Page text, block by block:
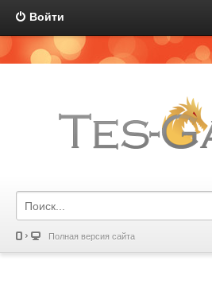
Войти
Полная версия сайта